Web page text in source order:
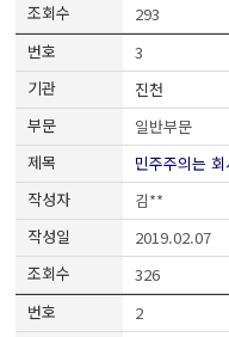
293
3
진천
일반부문
민주주의는
김**
2019.02.07
326
2